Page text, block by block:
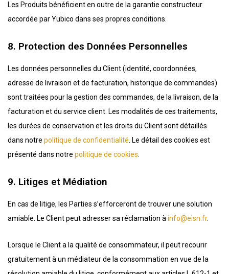
Les Produits bénéficient en outre de la garantie constructeur
accordée par Yubico dans ses propres conditions.
8. Protection des Données Personnelles
Les données personnelles du Client (identité, coordonnées,
adresse de livraison et de facturation, historique de commandes)
sont traitées pour la gestion des commandes, de la livraison, de la
facturation et du service client. Les modalités de ces traitements,
les durées de conservation et les droits du Client sont détaillés
dans notre politique de confidentialité . Le détail des cookies est
présenté dans notre politique de cookies
9. Litiges et Médiation
En cas de litige, les Parties s’efforceront de trouver une solution
amiable. Le Client peut adresser sa réclamation à info@eisn.fr.
Lorsque le Client a la qualité de consommateur, il peut recourir
gratuitement à un médiateur de la consommation en vue de la